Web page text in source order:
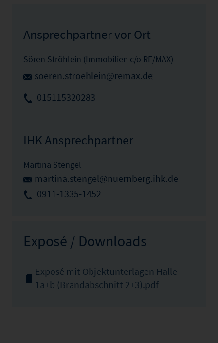
Ansprechpartner vor Ort
Sören Ströhlein (Immobilien c/o RE/MAX)
soeren.stroehlein@remax.de
015115320283
IHK Ansprechpartner
Martina Stengel
martina.stengel@nuernberg.ihk.de
0911-1335-1452
Exposé / Downloads
Exposé mit Objektunterlagen Halle
1a+b (Brandabschnitt 2+3).pdf